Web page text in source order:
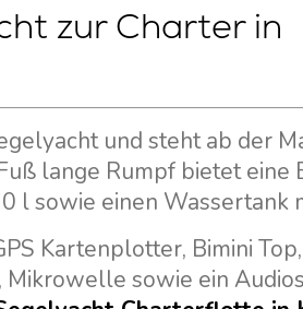
zur Charter in
und steht ab der
lange Rumpf bietet eine
l sowie einen Wassertank
Kartenplotter, Bimini Top,
sowie ein